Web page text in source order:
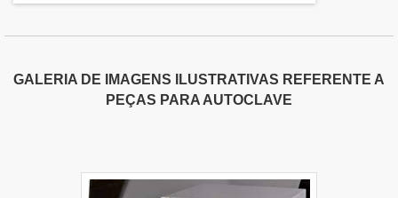
GALERIA DE IMAGENS ILUSTRATIVAS REFERENTE A
PEÇAS PARA AUTOCLAVE